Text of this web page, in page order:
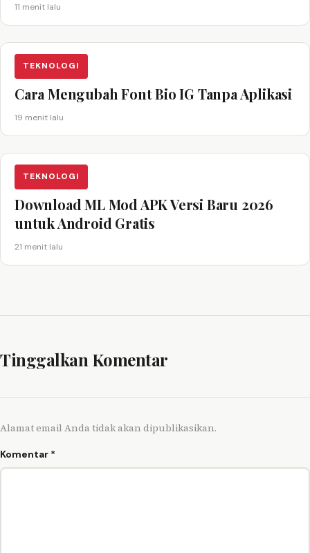
11 menit lalu
TEKNOLOGI
Cara Mengubah Font Bio IG Tanpa Aplikasi
19 menit lalu
TEKNOLOGI
Download ML Mod APK Versi Baru 2026
untuk Android Gratis
21 menit lalu
Tinggalkan Komentar
Alamat email Anda tidak akan dipublikasikan.
Komentar *